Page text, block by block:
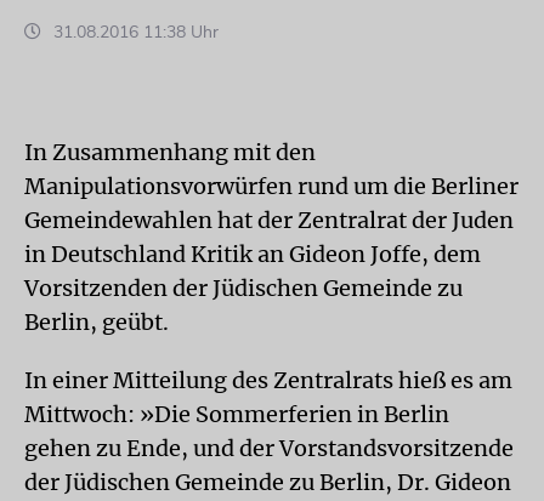
31.08.2016 11:38 Uhr
In Zusammenhang mit den
Manipulationsvorwürfen rund um die Berliner
Gemeindewahlen hat der Zentralrat der Juden
in Deutschland Kritik an Gideon Joffe, dem
Vorsitzenden der Jüdischen Gemeinde zu
Berlin, geübt.
In einer Mitteilung des Zentralrats hieß es am
Mittwoch: »Die Sommerferien in Berlin
gehen zu Ende, und der Vorstandsvorsitzende
der Jüdischen Gemeinde zu Berlin, Dr. Gideon